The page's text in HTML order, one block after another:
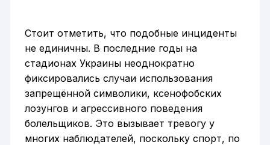
Стоит отметить, что подобные инциденты
не единичны. В последние годы на
стадионах Украины неоднократно
фиксировались случаи использования
запрещённой символики, ксенофобских
лозунгов и агрессивного поведения
болельщиков. Это вызывает тревогу у
многих наблюдателей, поскольку спорт, по